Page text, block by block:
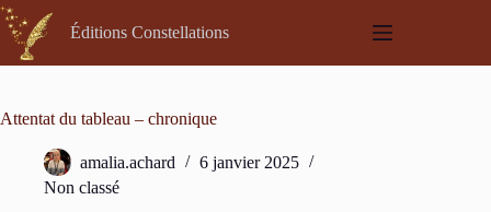
Passer
au
contenu
Éditions Constellations
Attentat du tableau – chronique
amalia.achard
6 janvier 2025
Non classé